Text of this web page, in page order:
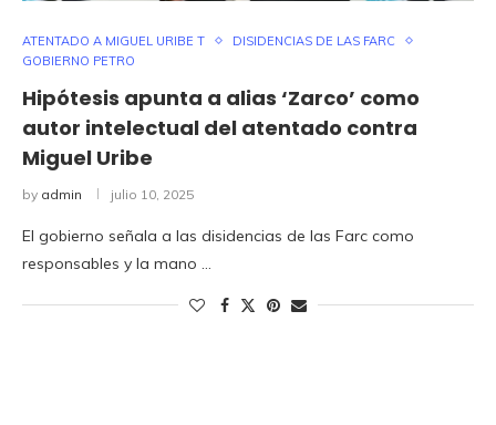
ATENTADO A MIGUEL URIBE T
DISIDENCIAS DE LAS FARC
GOBIERNO PETRO
Hipótesis apunta a alias ‘Zarco’ como
autor intelectual del atentado contra
Miguel Uribe
by admin julio 10, 2025
El gobierno señala a las disidencias de las Farc como
responsables y la mano …